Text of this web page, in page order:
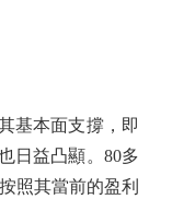
本面支撐，即
日益凸顯。80多
照其當前的盈利